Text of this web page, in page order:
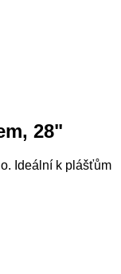
28"
Ideální k plášťům